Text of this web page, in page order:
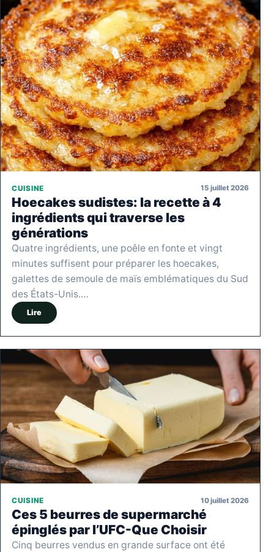
CUISINE 15 juillet 2026
Hoecakes sudistes: la recette à 4
ingrédients qui traverse les
générations
Quatre ingrédients, une poêle en fonte et vingt
minutes suffisent pour préparer les hoecakes,
galettes de semoule de maïs emblématiques du Sud
des États-Unis.…
Lire
CUISINE 10 juillet 2026
Ces 5 beurres de supermarché
épinglés par l’UFC-Que Choisir
Cinq beurres vendus en grande surface ont été